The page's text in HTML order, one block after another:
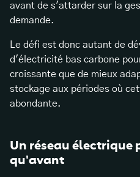
avant de s'attarder sur la
demande.
Le défi est donc autant de
d'électricité bas carbone
croissante que de mieux
stockage aux périodes où
abondante.
Un réseau électrique
qu'avant